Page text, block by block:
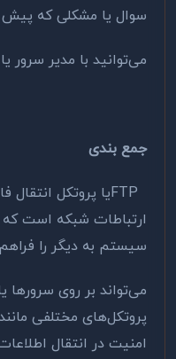
سوال یا مشکلی که پیش
می‌توانید با مدیر سرور
جمع بندی
FTPیا پروتکل
ارتباطات شبکه است که
سیستم به دیگر را
می‌تواند بر روی سرورها
پروتکل‌های مختلفی
امنیت در انتقال